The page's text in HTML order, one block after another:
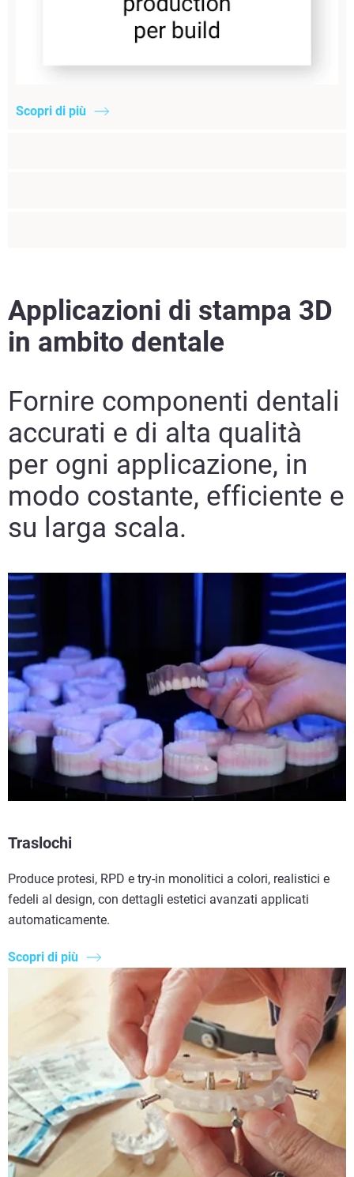
Scopri di più
Scopri di più
Scopri di più
Scopri di più
Applicazioni di stampa 3D
in ambito dentale
Fornire componenti dentali
accurati e di alta qualità
per ogni applicazione, in
modo costante, efficiente e
su larga scala.
Traslochi
Produce protesi, RPD e try-in monolitici a colori, realistici e
fedeli al design, con dettagli estetici avanzati applicati
automaticamente.
Scopri di più